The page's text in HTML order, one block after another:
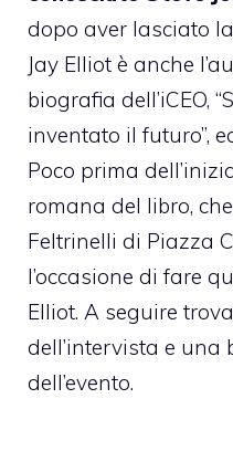
dopo aver lasciato
Jay Elliot è anche
biografia dell’iCEO,
inventato il futuro”,
Poco prima
romana del libro,
Feltrinelli di Piazza
l’occasione di fare
Elliot. A seguire
dell’intervista e una
dell’evento.